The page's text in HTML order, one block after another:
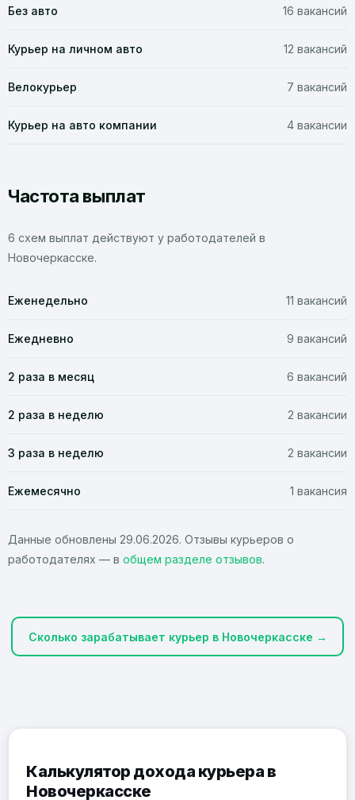
Без авто 16 вакансий
Курьер на личном авто 12 вакансий
Велокурьер 7 вакансий
Курьер на авто компании 4 вакансии
Частота выплат
6 схем выплат действуют у работодателей в
Новочеркасске.
Еженедельно 11 вакансий
Ежедневно 9 вакансий
2 раза в месяц 6 вакансий
2 раза в неделю 2 вакансии
3 раза в неделю 2 вакансии
Ежемесячно 1 вакансия
Данные обновлены 29.06.2026. Отзывы курьеров о
работодателях — в общем разделе отзывов.
Сколько зарабатывает курьер в Новочеркасске →
Калькулятор дохода курьера в
Новочеркасске